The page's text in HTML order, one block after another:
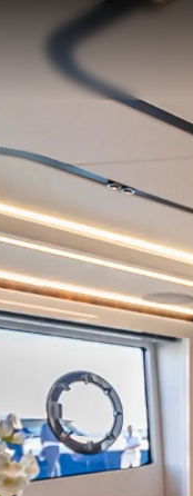
Информация
Карта На Сайта
Контакти
Предпочитания За
Бисквитки